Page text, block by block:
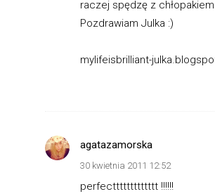
raczej spędzę z chłopakiem
Pozdrawiam Julka :)
mylifeisbrilliant-
agatazamorska
30 kwietnia 2011 12:52
perfecttttttttttttt !!!!!!